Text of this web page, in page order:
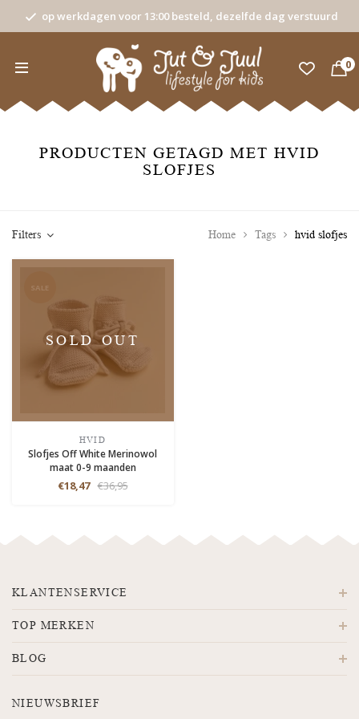
op werkdagen voor 13:00 besteld, dezelfde dag verstuurd
0
PRODUCTEN GETAGD MET HVID
SLOFJES
Filters Home Tags hvid slofjes
SALE
SOLD OUT
HVID
Slofjes Off White Merinowol
maat 0-9 maanden
€18,47 €36,95
KLANTENSERVICE
TOP MERKEN
BLOG
NIEUWSBRIEF